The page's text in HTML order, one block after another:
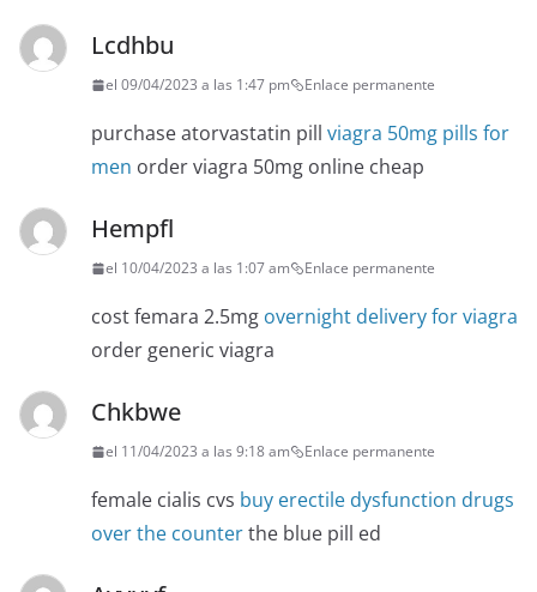
Lcdhbu
el 09/04/2023 a las 1:47 pm Enlace permanente
purchase atorvastatin pill viagra 50mg pills for
men order viagra 50mg online cheap
Hempfl
el 10/04/2023 a las 1:07 am Enlace permanente
cost femara 2.5mg overnight delivery for viagra
order generic viagra
Chkbwe
el 11/04/2023 a las 9:18 am Enlace permanente
female cialis cvs buy erectile dysfunction drugs
over the counterthe blue pill ed